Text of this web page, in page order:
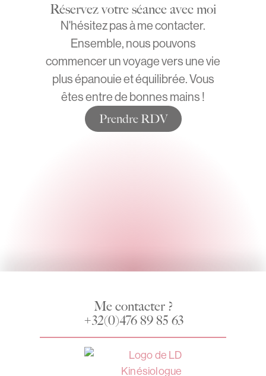
Réservez votre séance avec moi
N'hésitez pas à me contacter.
Ensemble, nous pouvons
commencer un voyage vers une vie
plus épanouie et équilibrée. Vous
êtes entre de bonnes mains !
Prendre RDV
Me contacter ?
+32(0)476 89 85 63